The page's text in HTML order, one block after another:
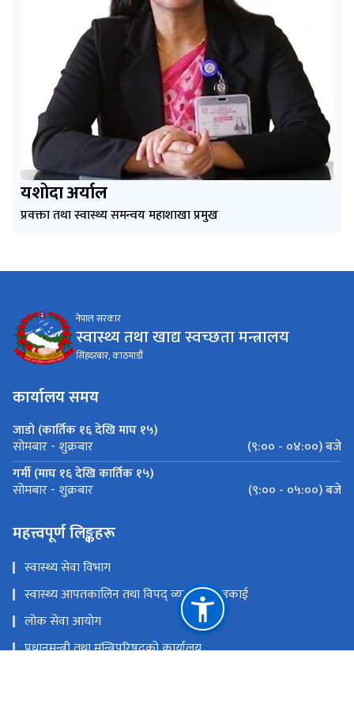
यशोदा अर्याल
प्रवक्ता तथा स्वास्थ्य समन्वय महाशाखा प्रमुख
नेपाल सरकार
स्वास्थ्य तथा खाद्य स्वच्छता मन्त्रालय
सिंहदरबार, काठमाडौं
कार्यालय समय
जाडो (कार्तिक १६ देखि माघ १५)
सोमबार - शुक्रबार
(९:०० - ०४:००) बजे
गर्मी (माघ १६ देखि कार्तिक १५)
सोमबार - शुक्रबार (९:०० - ०५:००) बजे
महत्त्वपूर्ण लिङ्कहरू
स्वास्थ्य सेवा विभाग
स्वास्थ्य आपतकालिन तथा विपद् व्यवस्थापन इकाई
लोक सेवा आयोग
प्रधानमन्त्री तथा मन्त्रिपरिषद्‍को कार्यालय